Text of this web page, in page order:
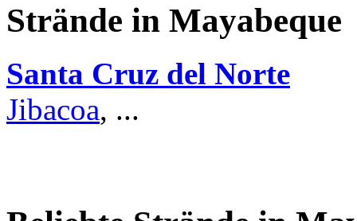
Strände in Mayabeque
Santa Cruz del Norte
Jibacoa, ...